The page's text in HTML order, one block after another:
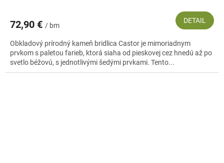
72,90 € / bm
DETAIL
Obkladový prírodný kameň bridlica Castor je mimoriadnym
prvkom s paletou farieb, ktorá siaha od pieskovej cez hnedú až po
svetlo béžovú, s jednotlivými šedými prvkami. Tento...